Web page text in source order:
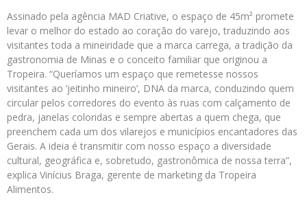
Assinado pela agência MAD Criative, o espaço de 45m² promete
levar o melhor do estado ao coração do varejo, traduzindo aos
visitantes toda a mineiridade que a marca carrega, a tradição da
gastronomia de Minas e o conceito familiar que originou a
Tropeira. “Queríamos um espaço que remetesse nossos
visitantes ao ‘jeitinho mineiro’, DNA da marca, conduzindo quem
circular pelos corredores do evento às ruas com calçamento de
pedra, janelas coloridas e sempre abertas a quem chega, que
preenchem cada um dos vilarejos e municípios encantadores das
Gerais. A ideia é transmitir com nosso espaço a diversidade
cultural, geográfica e, sobretudo, gastronômica de nossa terra”,
explica Vinícius Braga, gerente de marketing da Tropeira
Alimentos.